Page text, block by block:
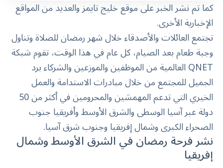
كما تم نشر الخبر على موقعخليج تايمزوالعديد من المواقع
الإخبارية الأخرى.
تجتمع العائلات والأصدقاء خلال شهر رمضان للصلاة وتناول
وجبة طعام بعد الصيام، كل عام في هذا الوقت، تقوم شبكة
QNET العالمية من الموظفين والموزعين والشركاء برد
الجميل للمجتمع من خلال مبادرات الاستدامة والعمل
الخيري التي تدعم المهمشين والمحرومين في أكثر من 50
دولة عبر آسيا الوسطى والشرق الأوسط وأفريقيا جنوب
الصحراء الكبرى وشمال إفريقيا وجنوب شرق آسيا.
نشر فرحة رمضان في الشرق الأوسط وشمال
إفريقيا